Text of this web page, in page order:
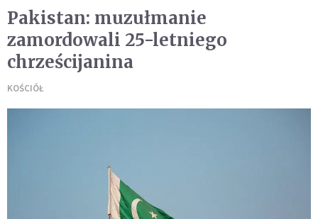
Pakistan: muzułmanie
zamordowali 25-letniego
chrześcijanina
KOŚCIÓŁ